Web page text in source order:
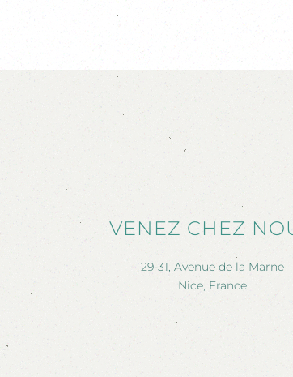
VENEZ CHEZ
29-31, Avenue de la Marne
Nice, France